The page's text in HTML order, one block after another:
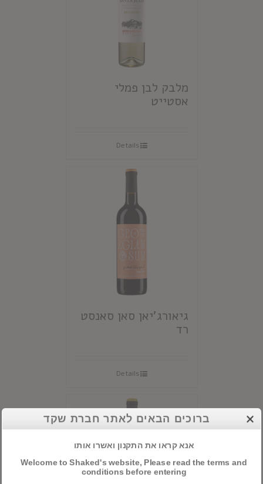
מלבק לבן פמלי
אסטייט
Details
גיאורג'יאן סאן סאנסט
רד
Details
ברוכים הבאים לאתר חברת שקד
אנא קראו את התקנון ואשרו אותו
Welcome to Shaked's website, Please read the terms and
conditions before entering